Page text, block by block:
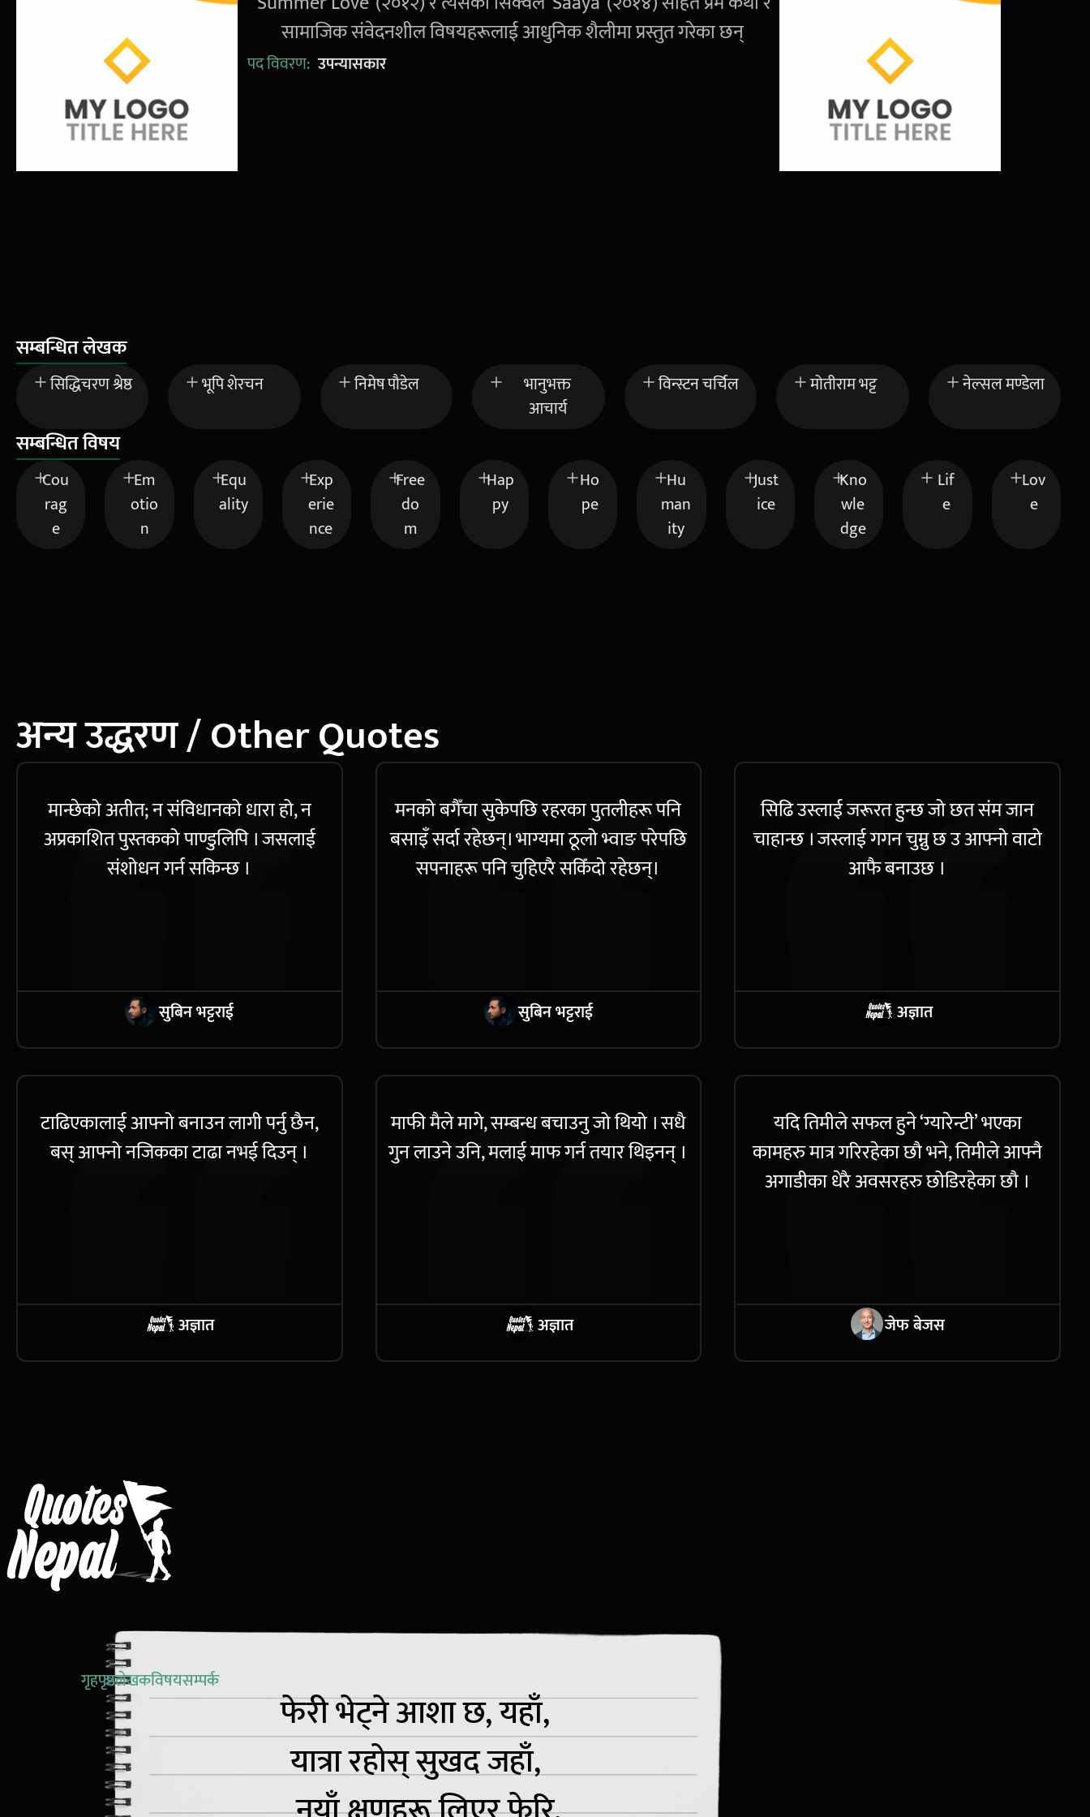
सामाजिक संवेदनशील विषयहरूलाई आधुनिक शैलीमा प्रस्तुत गरेका छन्
पद विवरण: उपन्यासकार
सम्बन्धित लेखक
सिद्धिचरण श्रेष्ठ भूपि शेरचन निमेष पौडेल
भानुभक्त
आचार्य
विन्स्टन चर्चिल मोतीराम भट्ट नेल्सल मण्डेला
सम्बन्धित विषय
Cou
rag
e
Em
otio
n
Equ
ality
Exp
erie
nce
Free
do
m
Hap
py
Ho
pe
Hu
man
ity
Just
ice
Kno
wle
dge
Lif
e
Lov
e
अन्य उद्धरण / Other Quotes
मान्छेको अतीत; न संविधानको धारा हो, न
अप्रकाशित पुस्तकको पाण्डुलिपि । जसलाई
संशोधन गर्न सकिन्छ ।
सुबिन भट्टराई
मनको बगैँचा सुकेपछि रहरका पुतलीहरू पनि
बसाइँ सर्दा रहेछन्। भाग्यमा ठूलो भ्वाङ परेपछि
सपनाहरू पनि चुहिएरै सकिँदो रहेछन्।
सुबिन भट्टराई
सिढि उस्लाई जरूरत हुन्छ जो छत संम जान
चाहान्छ । जस्लाई गगन चुम्नु छ उ आफ्नो वाटो
आफै बनाउछ ।
अज्ञात
टाढिएकालाई आफ्नो बनाउन लागी पर्नु छैन,
बस् आफ्नो नजिकका टाढा नभई दिउन् ।
अज्ञात
माफी मैले मागे, सम्बन्ध बचाउनु जो थियो । सधै
गुन लाउने उनि, मलाई माफ गर्न तयार थिइनन् ।
अज्ञात
यदि तिमीले सफल हुने ‘ग्यारेन्टी’ भएका
कामहरु मात्र गरिरहेका छौ भने, तिमीले आफ्नै
अगाडीका धेरै अवसरहरु छोडिरहेका छौ ।
जेफ बेजस
गृहपृष्ठलेखकविषयसम्पर्क
फेरी भेट्ने आशा छ, यहाँ,
यात्रा रहोस् सुखद जहाँ,